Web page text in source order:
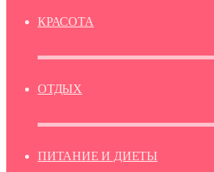
КРАСОТА
ОТДЫХ
ПИТАНИЕ И ДИЕТЫ